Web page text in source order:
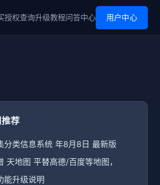
授权查询升级教程问答中心 用户中心
荐
分类信息系统 年8月8日 最新版
天地图 平替高德/百度等地图，
能升级说明